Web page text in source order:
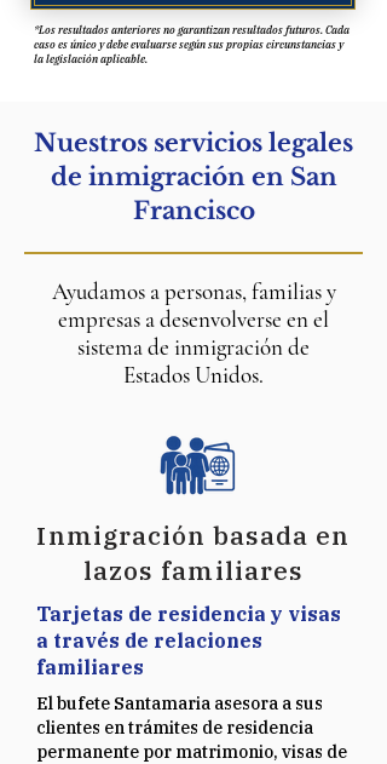
bufete tramita habitualmente
visas de prometido/a K-1, visas
de matrimonio CR-1, peticiones
familiares.
*Los resultados anteriores no garantizan resultados futuros. Cada
caso es único y debe evaluarse según sus propias circunstancias y
la legislación aplicable.
Nuestros servicios legales
de inmigración en San
Francisco
Ayudamos a personas, familias y
empresas a desenvolverse en el
sistema de inmigración de
Estados Unidos.
Inmigración basada en
lazos familiares
Tarjetas de residencia y visas
a través de relaciones
familiares
El bufete Santamaria asesora a sus
clientes en trámites de residencia
permanente por matrimonio, visas de